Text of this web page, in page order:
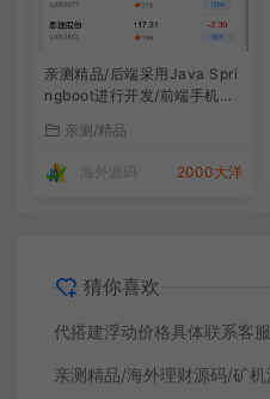
亲测精品/后端采用Java Spri
ngboot进行开发/前端手机跟
前端vue源码！
亲测/精品
海外源码 2000大洋
猜你喜欢
代搭建浮动价格具体联系客服